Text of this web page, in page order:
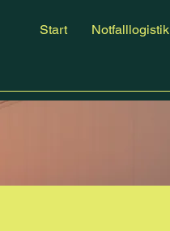
Start Notfalllogistik